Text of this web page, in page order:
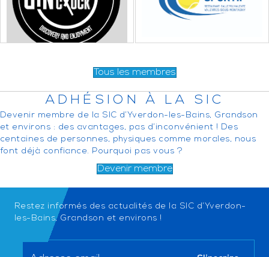
Tous les membres
ADHÉSION À LA SIC
Devenir membre de la SIC d’Yverdon-les-Bains, Grandson
et environs : des avantages, pas d’inconvénient ! Des
centaines de personnes, physiques comme morales, nous
font déjà confiance. Pourquoi pas vous ?
Devenir membre
Restez informés des actualités de la SIC d’Yverdon-
les-Bains, Grandson et environs !